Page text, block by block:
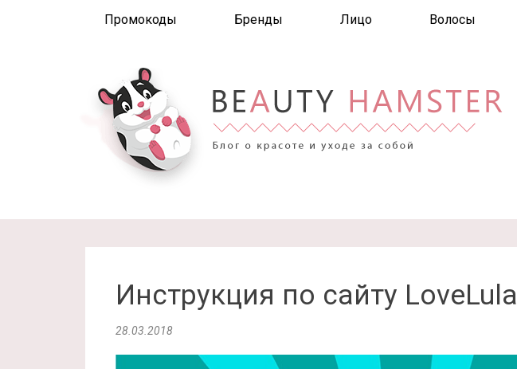
Промокоды Бренды Лицо Волосы
Инструкция по сайту LoveLula
28.03.2018